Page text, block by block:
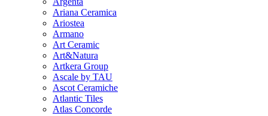
Ariana Ceramica
Ariostea
Armano
Art Ceramic
Art&Natura
Artkera Group
Ascale by TAU
Ascot Ceramiche
Atlantic Tiles
Atlas Concorde